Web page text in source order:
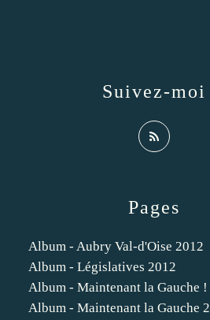
Pages
Album - Aubry Val-d'Oise 2012
Album - Législatives 2012
Album - Maintenant la Gauche !
Album - Maintenant la Gauche 2
Suivez-moi